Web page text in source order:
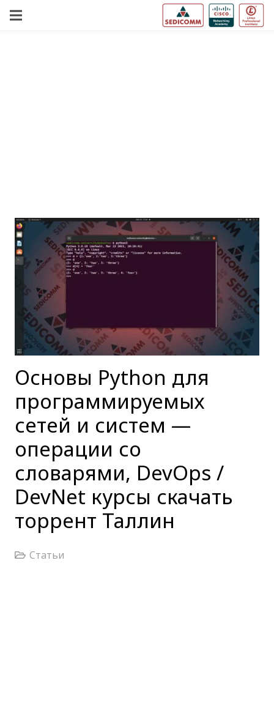
Основы Python для
программируемых
сетей и систем —
операции со
словарями, DevOps /
DevNet курсы скачать
торрент Таллин
Статьи